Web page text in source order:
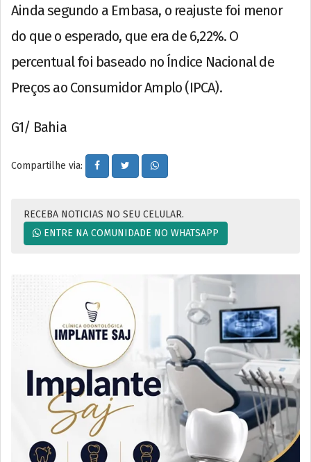
Ainda segundo a Embasa, o reajuste foi menor
do que o esperado, que era de 6,22%. O
percentual foi baseado no Índice Nacional de
Preços ao Consumidor Amplo (IPCA).
G1/ Bahia
Compartilhe via:
RECEBA NOTICIAS NO SEU CELULAR.
ENTRE NA COMUNIDADE NO WHATSAPP